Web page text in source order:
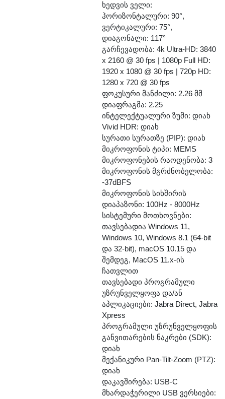
ხედვის ველი:
ჰორიზონტალური: 90°,
ვერტიკალური: 75°,
დიაგონალი: 117°
გარჩევადობა: 4k Ultra-HD: 3840
x 2160 @ 30 fps | 1080p Full HD:
1920 x 1080 @ 30 fps | 720p HD:
1280 x 720 @ 30 fps
ფოკუსური მანძილი: 2.26 მმ
დიაფრაგმა: 2.25
ინტელექტუალური ზუმი: დიახ
Vivid HDR: დიახ
სურათი სურათზე (PIP): დიახ
მიკროფონის ტიპი: MEMS
მიკროფონების რაოდენობა: 3
მიკროფონის მგრძნობელობა:
-37dBFS
მიკროფონის სიხშირის
დიაპაზონი: 100Hz - 8000Hz
სისტემური მოთხოვნები:
თავსებადია Windows 11,
Windows 10, Windows 8.1 (64-bit
და 32-bit), macOS 10.15 და
შემდეგ, MacOS 11.x-ის
ჩათვლით
თავსებადი პროგრამული
უზრუნველყოფა და/ან
აპლიკაციები: Jabra Direct, Jabra
Xpress
პროგრამული უზრუნველყოფის
განვითარების ნაკრები (SDK):
დიახ
მექანიკური Pan-Tilt-Zoom (PTZ):
დიახ
დაკავშირება: USB-C
მხარდაჭერილი USB ვერსიები: